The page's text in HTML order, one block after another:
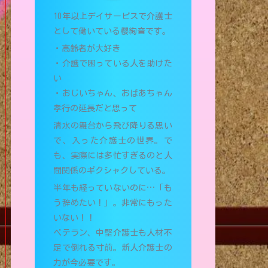
10年以上デイサービスで介護士
として働いている櫻絢音です。
・高齢者が大好き
・介護で困っている人を助けた
い
・おじいちゃん、おばあちゃん
孝行の延長だと思って
清水の舞台から飛び降りる思い
で、入った介護士の世界。で
も、実際には多忙すぎるのと人
間関係のギクシャクしている。
半年も経っていないのに…「も
う辞めたい！」。非常にもった
いない！！
ベテラン、中堅介護士も人材不
足で倒れる寸前。新人介護士の
力が今必要です。